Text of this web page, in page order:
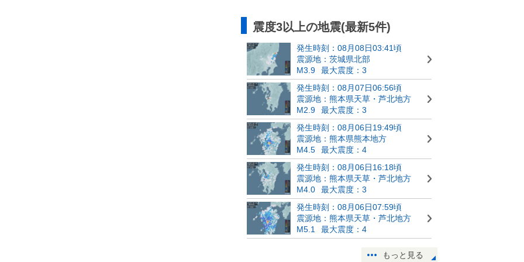
震度3以上の地震(最新5件)
発生時刻：08月08日03:41頃
震源地：茨城県北部
M3.9
最大震度：3
発生時刻：08月07日06:56頃
震源地：熊本県天草・芦北地方
M2.9
最大震度：3
発生時刻：08月06日19:49頃
震源地：熊本県熊本地方
M4.5
最大震度：4
発生時刻：08月06日16:18頃
震源地：熊本県天草・芦北地方
M4.0
最大震度：3
発生時刻：08月06日07:59頃
震源地：熊本県天草・芦北地方
M5.1
最大震度：4
もっと見る